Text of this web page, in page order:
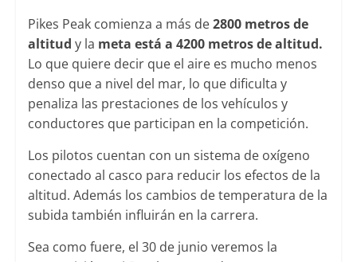
Pikes Peak comienza a más de2800 metros de
altitud y la meta está a 4200 metros de altitud.
Lo que quiere decir que el aire es mucho menos
denso que a nivel del mar, lo que dificulta y
penaliza las prestaciones de los vehículos y
conductores que participan en la competición.
Los pilotos cuentan con un sistema de oxígeno
conectado al casco para reducir los efectos de la
altitud. Además los cambios de temperatura de la
subida también influirán en la carrera.
Sea como fuere, el 30 de junio veremos la